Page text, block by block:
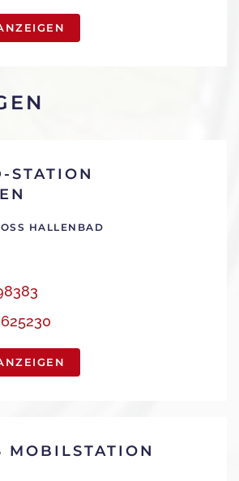
STATION
HALLENBAD
MOBILSTATION